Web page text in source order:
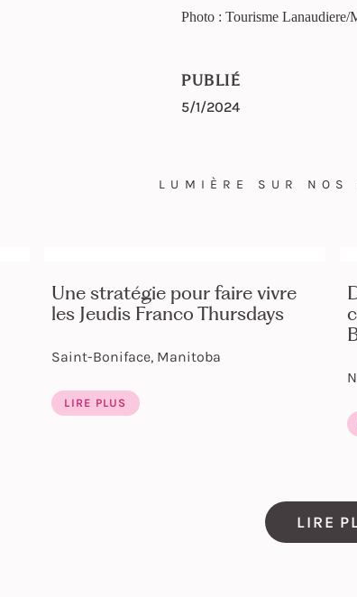
Photo : Tourisme
PUBLIÉ
5/1/2024
LUMIÈRE SUR NOS
Une stratégie pour faire vivre
les Jeudis Franco Thursdays
Saint-Boniface, Manitoba
LIRE PLUS
LIRE